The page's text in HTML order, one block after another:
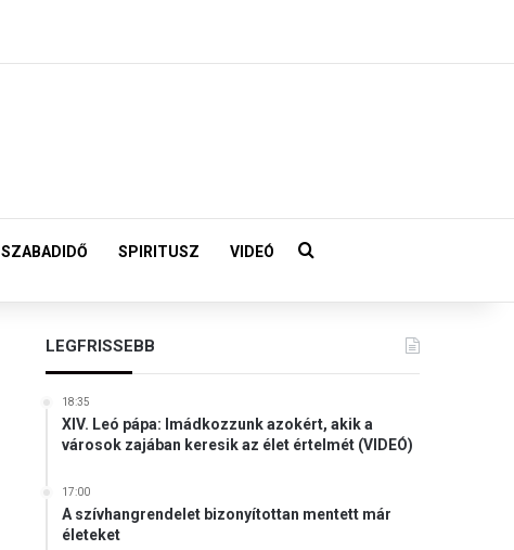
SZABADIDŐ SPIRITUSZ VIDEÓ Keresés:
LEGFRISSEBB
18:35
XIV. Leó pápa: Imádkozzunk azokért, akik a
városok zajában keresik az élet értelmét (VIDEÓ)
17:00
A szívhangrendelet bizonyítottan mentett már
életeket